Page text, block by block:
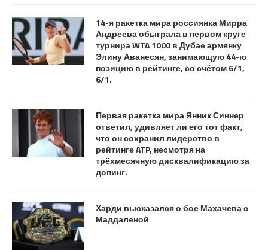
14-я ракетка мира россиянка Мирра
Андреева обыграла в первом круге
турнира WTA 1000 в Дубае армянку
Элину Аванесян, занимающую 44-ю
позицию в рейтинге, со счётом 6/1,
6/1.
Первая ракетка мира Янник Синнер
ответил, удивляет ли его тот факт,
что он сохранил лидерство в
рейтинге ATP, несмотря на
трёхмесячную дисквалификацию за
допинг.
Харди высказался о бое Махачева с
Маддаленой